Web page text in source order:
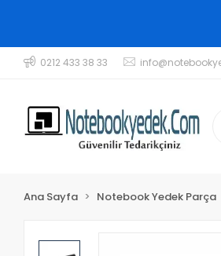
0212 433 38 33
Ana Sayfa Notebook Yedek Parça